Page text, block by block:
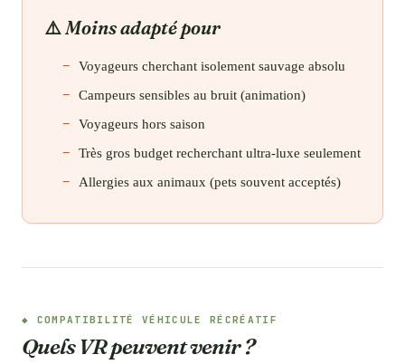
Moins adapté pour
Voyageurs cherchant isolement sauvage absolu
Campeurs sensibles au bruit (animation)
Voyageurs hors saison
Très gros budget recherchant ultra-luxe seulement
Allergies aux animaux (pets souvent acceptés)
COMPATIBILITÉ VÉHICULE RÉCRÉATIF
Quels VR peuvent venir ?